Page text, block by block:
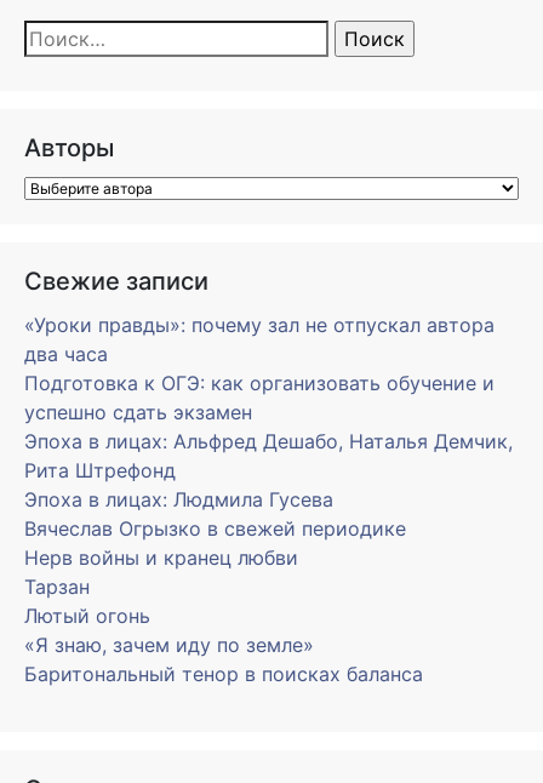
Найти:
Авторы
Свежие записи
«Уроки правды»: почему зал не отпускал автора
два часа
Подготовка к ОГЭ: как организовать обучение и
успешно сдать экзамен
Эпоха в лицах: Альфред Дешабо, Наталья Демчик,
Рита Штрефонд
Эпоха в лицах: Людмила Гусева
Вячеслав Огрызко в свежей периодике
Нерв войны и кранец любви
Тарзан
Лютый огонь
«Я знаю, зачем иду по земле»
Баритональный тенор в поисках баланса